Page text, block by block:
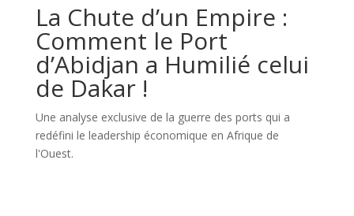
La Chute d’un Empire :
Comment le Port
d’Abidjan a Humilié celui
de Dakar !
Une analyse exclusive de la guerre des ports qui a
redéfini le leadership économique en Afrique de
l'Ouest.